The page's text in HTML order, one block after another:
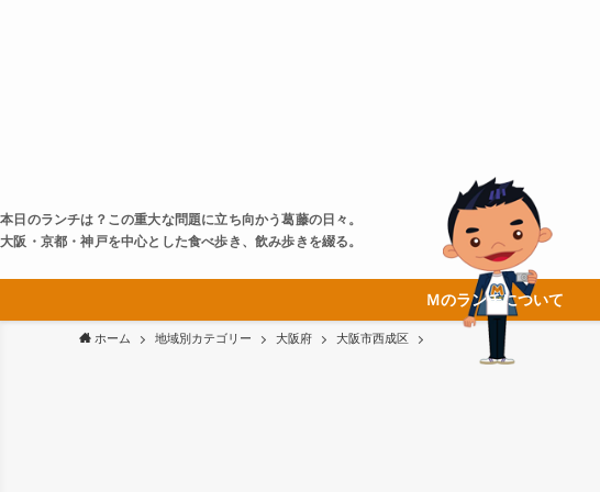
本日のランチは？この重大な問題に立ち向かう葛藤の日々。
大阪・京都・神戸を中心とした食べ歩き、飲み歩きを綴る。
Ｍのランチについて
ホーム 地域別カテゴリー 大阪府 大阪市西成区